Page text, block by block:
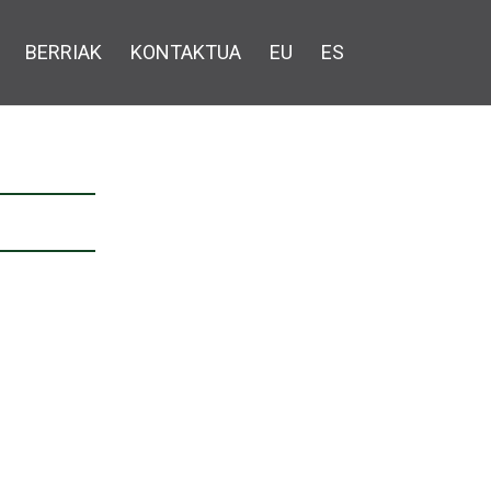
BERRIAK KONTAKTUA EU ES